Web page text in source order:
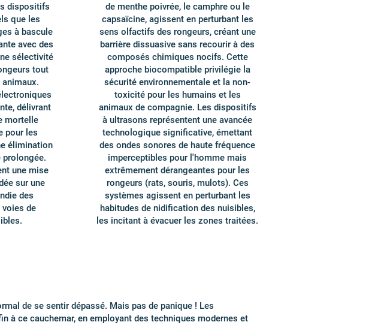
dispositifs
que les
à bascule
avec des
sélectivité
tout
délivrant
mortelle
pour les
élimination
prolongée.
une mise
sur une
des
de
de menthe poivrée, le camphre ou le
capsaïcine, agissent en perturbant les
sens olfactifs des rongeurs, créant une
barrière dissuasive sans recourir à des
composés chimiques nocifs. Cette
approche biocompatible privilégie la
sécurité environnementale et la non-
toxicité pour les humains et les
animaux de compagnie. Les dispositifs
à ultrasons représentent une avancée
technologique significative, émettant
des ondes sonores de haute fréquence
imperceptibles pour l'homme mais
extrêmement dérangeantes pour les
rongeurs (rats, souris, mulots). Ces
systèmes agissent en perturbant les
habitudes de nidification des nuisibles,
les incitant à évacuer les zones traitées.
de se sentir dépassé. Mais pas de panique ! Les
ce cauchemar, en employant des techniques modernes et